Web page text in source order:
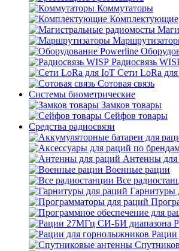
Коммутаторы
Комплектующие
Радиосвязь
Сети LoRa
Сотовая связь
Системы биометрические
Замков товары
Сейфов товары
Средства радиосвязи
Антенны для
Военные рации
Все
Гарнитуры
Рации